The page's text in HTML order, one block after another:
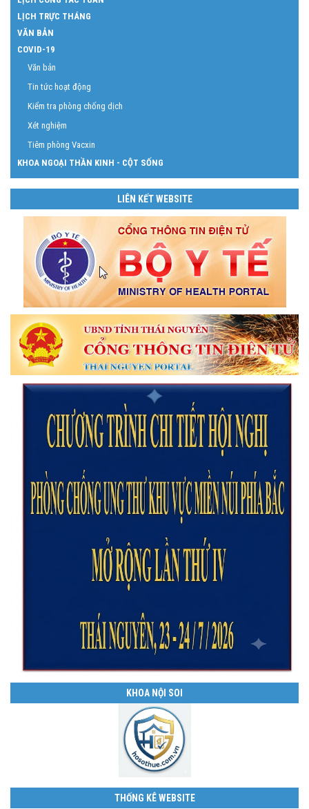
LỊCH TRỰC THÁNG
VĂN BẢN
COVID-19
Văn bản
Tin tức hoạt động
Kiểm tra phòng chống dịch
Xét nghiệm
Tiêm phòng Vacxin
KHOA NGOẠI THẦN KINH - CỘT SỐNG
LIÊN KẾT WEBSITE
KHOA NỘI SOI
THỐNG KÊ WEBSITE